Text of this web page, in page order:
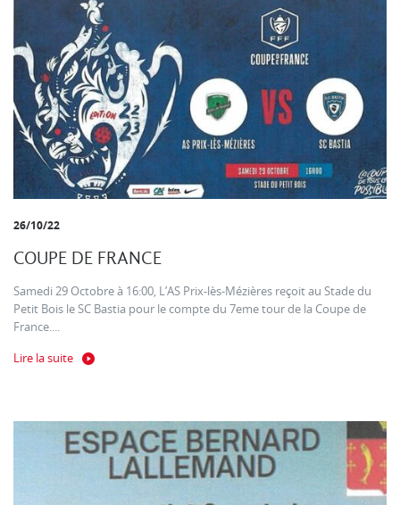
26/10/22
COUPE DE FRANCE
Samedi 29 Octobre à 16:00, L’AS Prix-lès-Mézières reçoit au Stade du
Petit Bois le SC Bastia pour le compte du 7eme tour de la Coupe de
France....
Lire la suite